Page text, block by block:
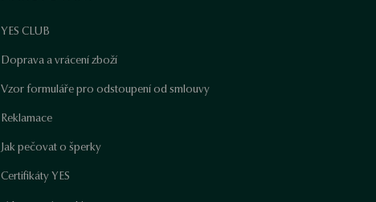
YES CLUB
Doprava a vrácení zboží
Vzor formuláře pro odstoupení od smlouvy
Reklamace
Jak pečovat o šperky
Certifikáty YES